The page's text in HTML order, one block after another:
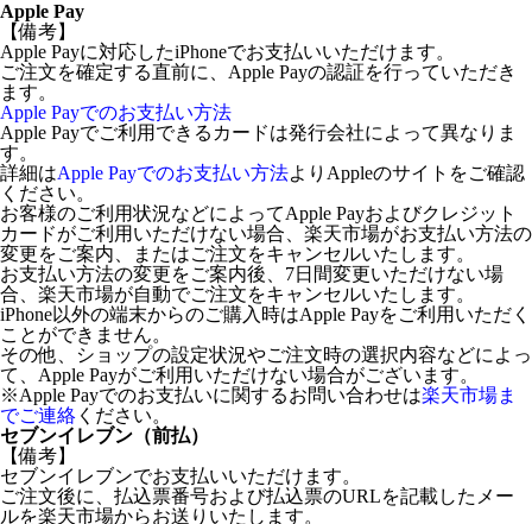
Apple Pay
【備考】
Apple Payに対応したiPhoneでお支払いいただけます。
ご注文を確定する直前に、Apple Payの認証を行っていただき
ます。
Apple Payでのお支払い方法
Apple Payでご利用できるカードは発行会社によって異なりま
す。
詳細はApple Payでのお支払い方法よりAppleのサイトをご確認
ください。
お客様のご利用状況などによってApple Payおよびクレジット
カードがご利用いただけない場合、楽天市場がお支払い方法の
変更をご案内、またはご注文をキャンセルいたします。
お支払い方法の変更をご案内後、7日間変更いただけない場
合、楽天市場が自動でご注文をキャンセルいたします。
iPhone以外の端末からのご購入時はApple Payをご利用いただく
ことができません。
その他、ショップの設定状況やご注文時の選択内容などによっ
て、Apple Payがご利用いただけない場合がございます。
※Apple Payでのお支払いに関するお問い合わせは楽天市場ま
でご連絡 ください。
セブンイレブン（前払）
【備考】
セブンイレブンでお支払いいただけます。
ご注文後に、払込票番号および払込票のURLを記載したメー
ルを楽天市場からお送りいたします。